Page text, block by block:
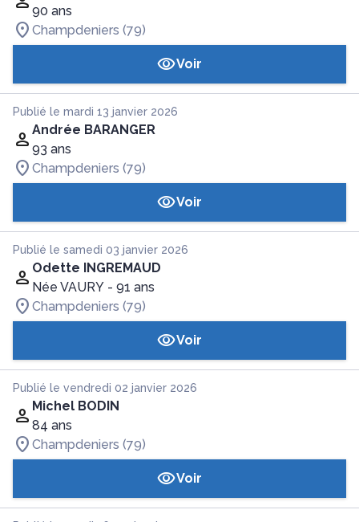
90 ans
Champdeniers (79)
Voir
Publié le mardi 13 janvier 2026
Andrée BARANGER
93 ans
Champdeniers (79)
Voir
Publié le samedi 03 janvier 2026
Odette INGREMAUD
Née VAURY - 91 ans
Champdeniers (79)
Voir
Publié le vendredi 02 janvier 2026
Michel BODIN
84 ans
Champdeniers (79)
Voir